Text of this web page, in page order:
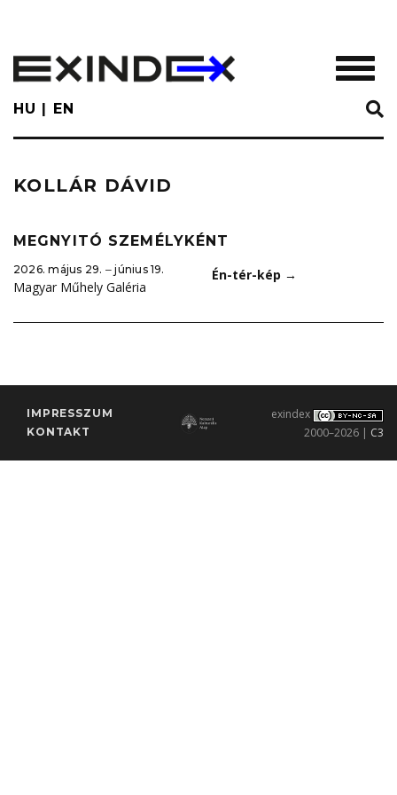
main
content
HU EN
KOLLÁR DÁVID
MEGNYITÓ SZEMÉLYKÉNT
2026. május 29. ‒ június 19.
Magyar Műhely Galéria
Én-tér-kép →
IMPRESSZUM
KONTAKT
exindex
2000–2026 | C3